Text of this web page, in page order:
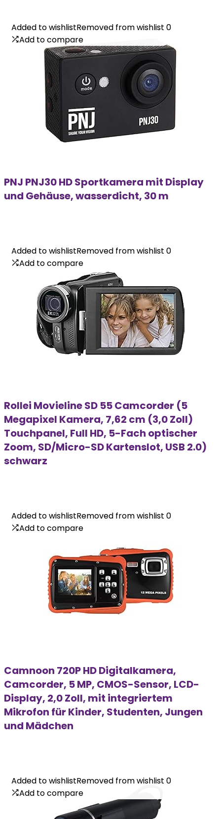
Added to wishlistRemoved from wishlist 0
Add to compare
PNJ PNJ30 HD Sportkamera mit Display
und Gehäuse, wasserdicht, 30 m
Added to wishlistRemoved from wishlist 0
Add to compare
Added to wishlistRemoved from wishlist 0
Add to compare
Rollei Movieline SD 55 Camcorder (5
Megapixel Kamera, 7,62 cm (3,0 Zoll)
Touchpanel, Full HD, 5-Fach optischer
Zoom, SD/Micro-SD Kartenslot, USB 2.0)
schwarz
Added to wishlistRemoved from wishlist 0
Add to compare
Added to wishlistRemoved from wishlist 0
Add to compare
Camnoon 720P HD Digitalkamera,
Camcorder, 5 MP, CMOS-Sensor, LCD-
Display, 2,0 Zoll, mit integriertem
Mikrofon für Kinder, Studenten, Jungen
und Mädchen
Added to wishlistRemoved from wishlist 0
Add to compare
Added to wishlistRemoved from wishlist 0
Add to compare
Added to wishlistRemoved from wishlist 0
Add to compare